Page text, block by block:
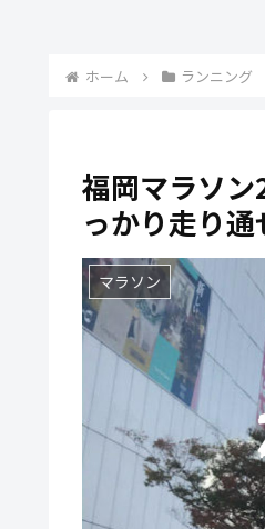
ホーム ランニング
福岡マラソ
っかり走り通
マラソン